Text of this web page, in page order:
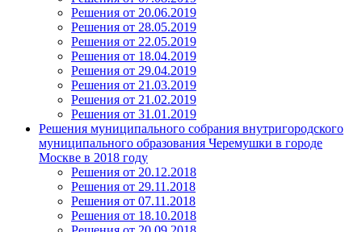
Решения от 20.06.2019
Решения от 28.05.2019
Решения от 22.05.2019
Решения от 18.04.2019
Решения от 29.04.2019
Решения от 21.03.2019
Решения от 21.02.2019
Решения от 31.01.2019
Решения муниципального собрания внутригородского
муниципального образования Черемушки в городе
Москве в 2018 году
Решения от 20.12.2018
Решения от 29.11.2018
Решения от 07.11.2018
Решения от 18.10.2018